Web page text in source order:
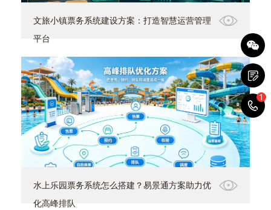
文旅小镇票务系统建设方案：打造智慧运营管理
平台
水上乐园票务系统怎么搭建？易景通方案助力优
化高峰排队
1